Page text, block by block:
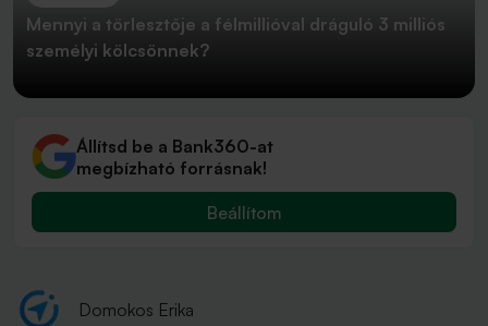
Mennyi a törlesztője a félmillióval dráguló 3 milliós
személyi kölcsönnek?
Állítsd be a Bank360-at
megbízható forrásnak!
Beállítom
Domokos Erika